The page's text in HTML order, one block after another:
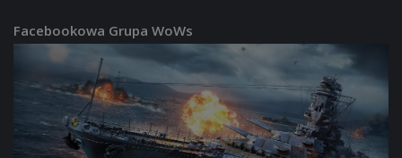
Facebookowa Grupa WoWs